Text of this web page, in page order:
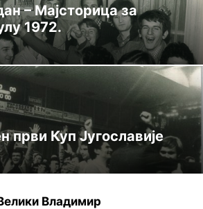
ГИНИС ЏУДО ШАХ
– Мајсторица за
1972.
први Куп Југославије
Владимир